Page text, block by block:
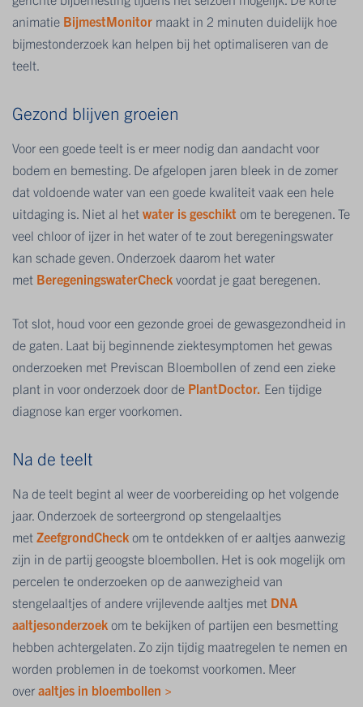
animatie BijmestMonitor maakt in 2 minuten duidelijk hoe
bijmestonderzoek kan helpen bij het optimaliseren van de
teelt.
Gezond blijven groeien
Voor een goede teelt is er meer nodig dan aandacht voor
bodem en bemesting. De afgelopen jaren bleek in de zomer
dat voldoende water van een goede kwaliteit vaak een hele
uitdaging is. Niet al het water is geschikt om te beregenen. Te
veel chloor of ijzer in het water of te zout beregeningswater
kan schade geven. Onderzoek daarom het water
met BeregeningswaterCheck voordat je gaat beregenen.
Tot slot, houd voor een gezonde groei de gewasgezondheid in
de gaten. Laat bij beginnende ziektesymptomen het gewas
onderzoeken met Previscan Bloembollen of zend een zieke
plant in voor onderzoek door de PlantDoctor. Een tijdige
diagnose kan erger voorkomen.
Na de teelt
Na de teelt begint al weer de voorbereiding op het volgende
jaar. Onderzoek de sorteergrond op stengelaaltjes
met ZeefgrondCheck om te ontdekken of er aaltjes aanwezig
zijn in de partij geoogste bloembollen. Het is ook mogelijk om
percelen te onderzoeken op de aanwezigheid van
stengelaaltjes of andere vrijlevende aaltjes met DNA
aaltjesonderzoek om te bekijken of partijen een besmetting
hebben achtergelaten. Zo zijn tijdig maatregelen te nemen en
worden problemen in de toekomst voorkomen. Meer
over aaltjes in bloembollen >